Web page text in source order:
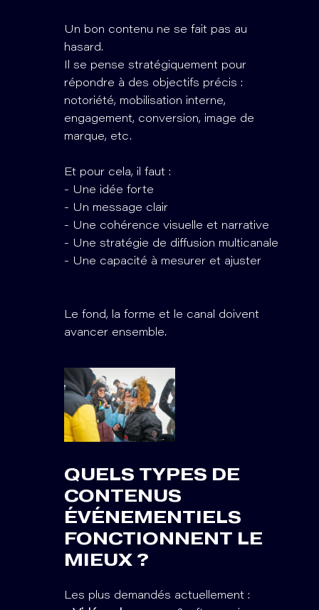
Un bon contenu ne se fait pas au
hasard.
Il se pense stratégiquement pour
répondre à des objectifs précis :
notoriété, mobilisation interne,
engagement, conversion, image de
marque, etc.
Et pour cela, il faut :
- Une idée forte
- Un message clair
- Une cohérence visuelle et narrative
- Une stratégie de diffusion multicanale
- Une capacité à mesurer et ajuster
Le fond, la forme et le canal doivent
avancer ensemble.
QUELS TYPES DE
CONTENUS
ÉVÉNEMENTIELS
FONCTIONNENT LE
MIEUX ?
Les plus demandés actuellement :